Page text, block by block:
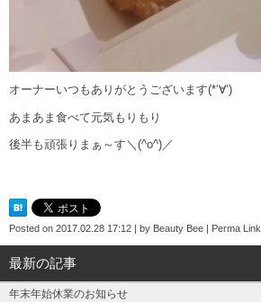
オーナーいつもありがとうございます(*‘∀‘)
あまあま食べて元気もりもり
後半も頑張りまぁ～す＼(^o^)／
Posted on 2017.02.28 17:12 | by Beauty Bee | Perma Link
最新の記事
年末年始休業のお知らせ